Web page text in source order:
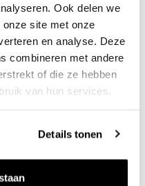
Ook delen we
site met onze
en analyse. Deze
combineren met andere
of die ze hebben
van hun services.
Details tonen
de wijnboer
€115,00